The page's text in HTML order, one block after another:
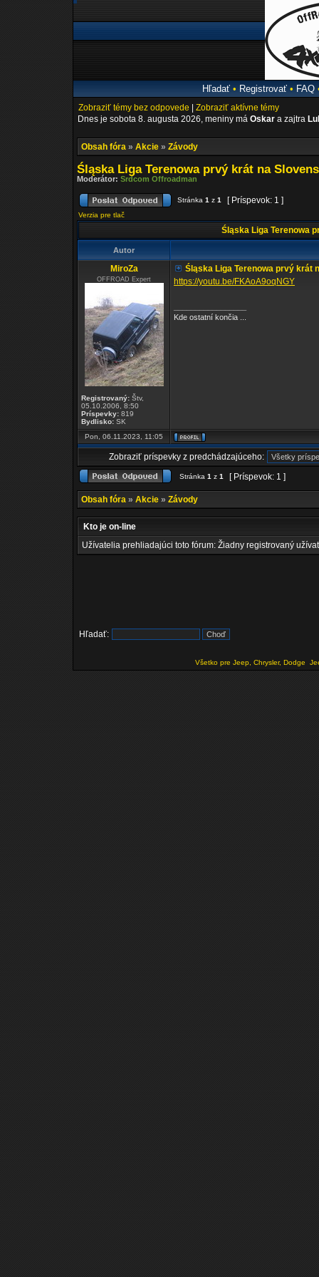
Hľadať• Registrovať• FAQ
Zobraziť témy bez odpovede
Zobraziť aktívne témy
Dnes je sobota 8. augusta 2026, meniny má Oskar a zajtra
Obsah fóra » Akcie » Závody
Śląska Liga Terenowa prvý krát na
Moderátor: Srdcom Offroadman
Stránka 1 z 1 [ Príspevok: 1 ]
Verzia pre tlač
Śląska Liga Terenowa
Autor
MiroZa
OFFROAD Expert
Registrovaný: Štv,
05.10.2006, 8:50
Príspevky: 819
Bydlisko: SK
Śląska Liga Terenowa prvý krát
https://youtu.be/FKAoA9oqNGY
Kde ostatní končia ...
Pon, 06.11.2023, 11:05
Zobraziť príspevky z predchádzajúceho:
Stránka 1 z 1 [ Príspevok: 1 ]
Obsah fóra » Akcie » Závody
Kto je on-line
Užívatelia prehliadajúci toto fórum: Žiadny registrovaný
Hľadať:
Všetko pre Jeep, Chrysler, Dodge